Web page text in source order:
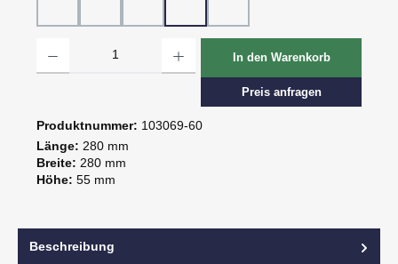
In den Warenkorb
Preis anfragen
Produktnummer: 103069-60
Länge: 280 mm
Breite: 280 mm
Höhe: 55 mm
Beschreibung